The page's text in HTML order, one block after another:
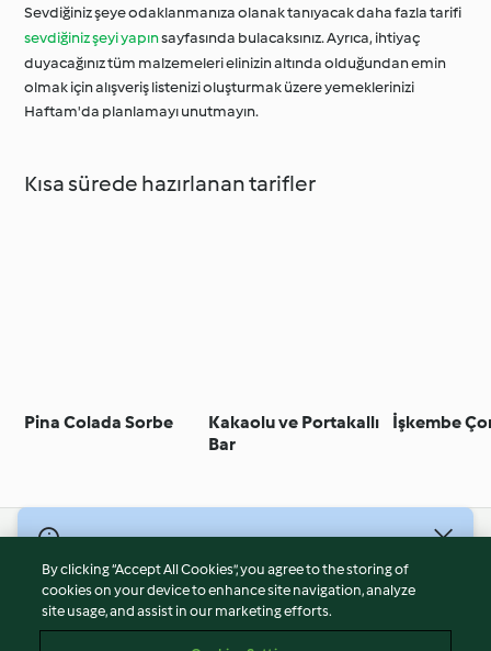
Sevdiğiniz şeye odaklanmanıza olanak tanıyacak daha fazla tarifi
sevdiğiniz şeyi yapınsayfasında bulacaksınız. Ayrıca, ihtiyaç
duyacağınız tüm malzemeleri elinizin altında olduğundan emin
olmak için alışveriş listenizi oluşturmak üzere yemeklerinizi
Haftam'da planlamayı unutmayın.
Kısa sürede hazırlanan tarifler
Pina Colada Sorbe
Kakaolu ve Portakallı
Bar
İşkembe
Hizmet Koşulları
Gizlilik Politikası
By clicking “Accept All Cookies”, you agree to the storing of
cookies on your device to enhance site navigation, analyze
site usage, and assist in our marketing efforts.